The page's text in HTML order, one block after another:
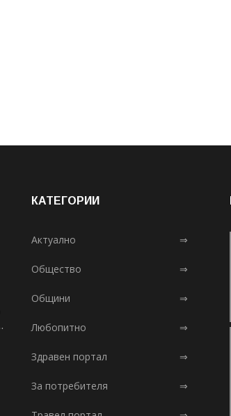
КАТЕГОРИИ
Актуално ⇒
Общество ⇒
Общини ⇒
Любопитно ⇒
Здравен портал ⇒
За потребителя ⇒